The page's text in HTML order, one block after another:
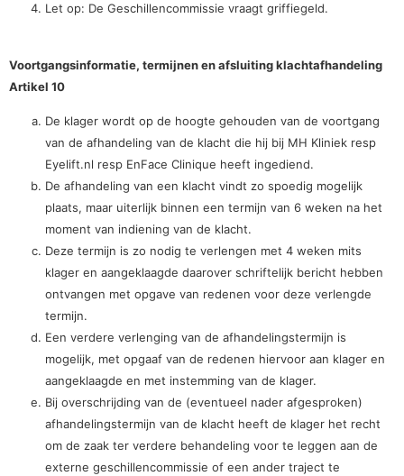
Let op: De Geschillencommissie vraagt griffiegeld.
Voortgangsinformatie, termijnen en afsluiting klachtafhandeling
Artikel 10
De klager wordt op de hoogte gehouden van de voortgang
van de afhandeling van de klacht die hij bij MH Kliniek resp
Eyelift.nl resp EnFace Clinique heeft ingediend.
De afhandeling van een klacht vindt zo spoedig mogelijk
plaats, maar uiterlijk binnen een termijn van 6 weken na het
moment van indiening van de klacht.
Deze termijn is zo nodig te verlengen met 4 weken mits
klager en aangeklaagde daarover schriftelijk bericht hebben
ontvangen met opgave van redenen voor deze verlengde
termijn.
Een verdere verlenging van de afhandelingstermijn is
mogelijk, met opgaaf van de redenen hiervoor aan klager en
aangeklaagde en met instemming van de klager.
Bij overschrijding van de (eventueel nader afgesproken)
afhandelingstermijn van de klacht heeft de klager het recht
om de zaak ter verdere behandeling voor te leggen aan de
externe geschillencommissie of een ander traject te